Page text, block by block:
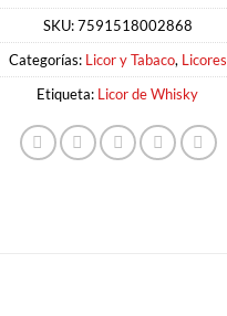
SKU:7591518002868
Categorías: Licor y Tabaco, Licores
Etiqueta: Licor de Whisky